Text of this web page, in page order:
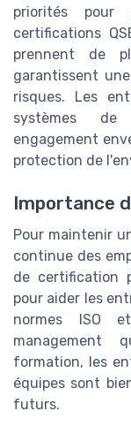
priorités pour
certifications
prennent de
garantissent
risques. Les
systèmes de
engagement
protection de
Importance
Pour maintenir
continue des
de certification
pour aider les
normes ISO
management
formation, les
équipes sont
futurs.